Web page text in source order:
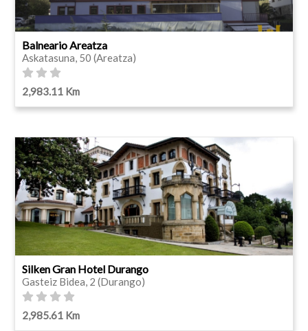
Balneario Areatza
Askatasuna, 50 (Areatza)
2,983.11 Km
Silken Gran Hotel Durango
Gasteiz Bidea, 2 (Durango)
2,985.61 Km